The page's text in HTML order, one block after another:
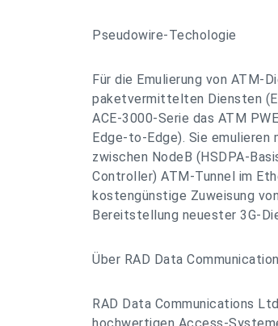
Pseudowire-Techologie
Für die Emulierung von ATM-
paketvermittelten Diensten
ACE-3000-Serie das ATM
Edge-to-Edge). Sie
zwischen NodeB (HSDPA-
Controller) ATM-Tunnel im
kostengünstige Zuweisung
Bereitstellung neuester 3G-
Über RAD Data
RAD Data Communications